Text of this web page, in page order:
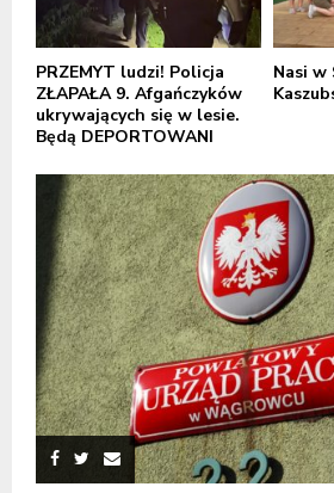
PRZEMYT ludzi! Policja
ZŁAPAŁA 9. Afgańczyków
ukrywających się w lesie.
Będą DEPORTOWANI
Nasi w